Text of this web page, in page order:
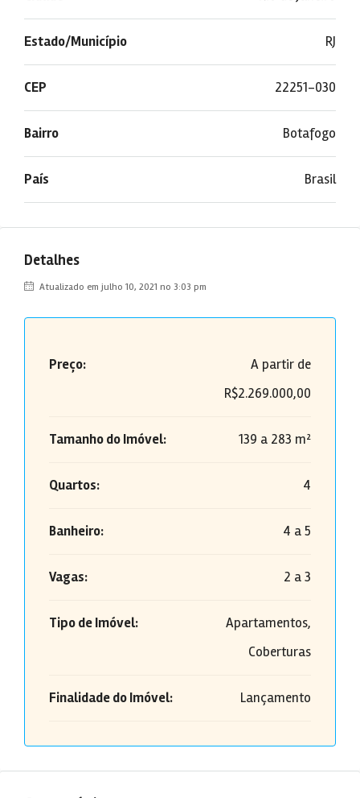
Estado/Município RJ
CEP 22251-030
Bairro Botafogo
País Brasil
Detalhes
Atualizado em julho 10, 2021 no 3:03 pm
Preço:
A partir de
R$2.269.000,00
Tamanho do Imóvel: 139 a 283 m²
Quartos: 4
Banheiro: 4 a 5
Vagas: 2 a 3
Tipo de Imóvel:
Apartamentos,
Coberturas
Finalidade do Imóvel: Lançamento